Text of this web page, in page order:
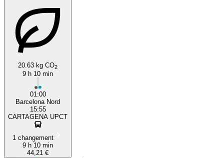
20.63 kg CO2
9 h 10 min
01:00
Barcelona Nord
15:55
CARTAGENA UPCT
1 changement
9 h 10 min
44,21 €